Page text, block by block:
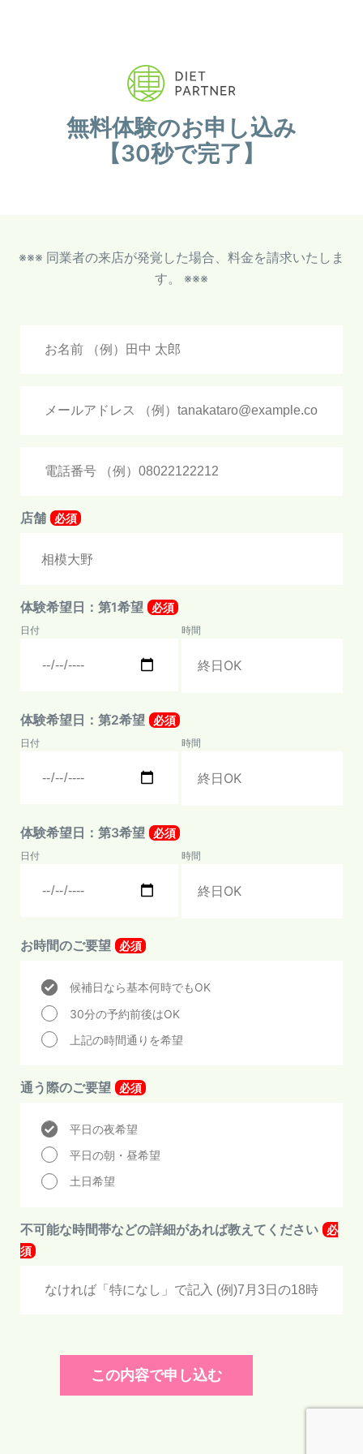
無料体験のお申し込み
【30秒で完了】
※※※ 同業者の来店が発覚した場合、料金を請求いたしま
す。 ※※※
店舗 必須
体験希望日：第1希望 必須
日付 時間
体験希望日：第2希望 必須
日付 時間
体験希望日：第3希望 必須
日付 時間
お時間のご要望 必須
候補日なら基本何時でもOK
30分の予約前後はOK
上記の時間通りを希望
通う際のご要望 必須
平日の夜希望
平日の朝・昼希望
土日希望
不可能な時間帯などの詳細があれば教えてください
必
須